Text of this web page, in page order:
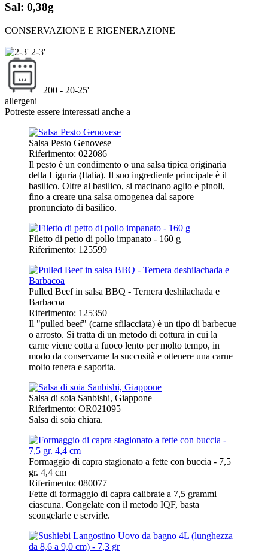
Sal: 0,38g
CONSERVAZIONE E RIGENERAZIONE
2-3'
200 - 20-25'
allergeni
Potreste essere interessati anche a
Salsa Pesto Genovese
Riferimento: 022086
Il pesto è un condimento o una salsa tipica originaria
della Liguria (Italia). Il suo ingrediente principale è il
basilico. Oltre al basilico, si macinano aglio e pinoli,
fino a creare una salsa omogenea dal sapore
pronunciato di basilico.
Filetto di petto di pollo impanato - 160 g
Riferimento: 125599
Pulled Beef in salsa BBQ - Ternera deshilachada e
Barbacoa
Riferimento: 125350
Il "pulled beef" (carne sfilacciata) è un tipo di barbecue
o arrosto. Si tratta di un metodo di cottura in cui la
carne viene cotta a fuoco lento per molto tempo, in
modo da conservarne la succosità e ottenere una carne
molto tenera e saporita.
Salsa di soia Sanbishi, Giappone
Riferimento: OR021095
Salsa di soia chiara.
Formaggio di capra stagionato a fette con buccia - 7,5
gr. 4,4 cm
Riferimento: 080077
Fette di formaggio di capra calibrate a 7,5 grammi
ciascuna. Congelate con il metodo IQF, basta
scongelarle e servirle.